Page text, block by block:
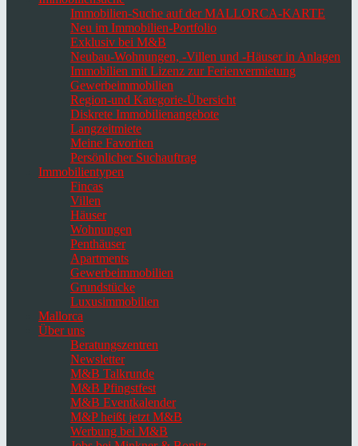
Immobilien-Suche auf der MALLORCA-KARTE
Neu im Immobilien-Portfolio
Exklusiv bei M&B
Neubau-Wohnungen, -Villen und -Häuser in Anlagen
Immobilien mit Lizenz zur Ferienvermietung
Gewerbeimmobilien
Region-und Kategorie-Übersicht
Diskrete Immobilienangebote
Langzeitmiete
Meine Favoriten
Persönlicher Suchauftrag
Immobilientypen
Fincas
Villen
Häuser
Wohnungen
Penthäuser
Apartments
Gewerbeimmobilien
Grundstücke
Luxusimmobilien
Mallorca
Über uns
Beratungszentren
Newsletter
M&B Talkrunde
M&B Pfingstfest
M&B Eventkalender
M&P heißt jetzt M&B
Werbung bei M&B